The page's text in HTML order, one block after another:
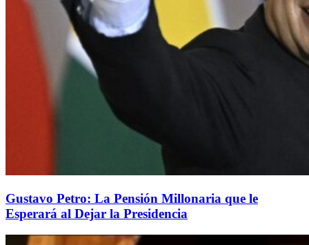
Gustavo Petro: La Pensión Millonaria que le
Esperará al Dejar la Presidencia